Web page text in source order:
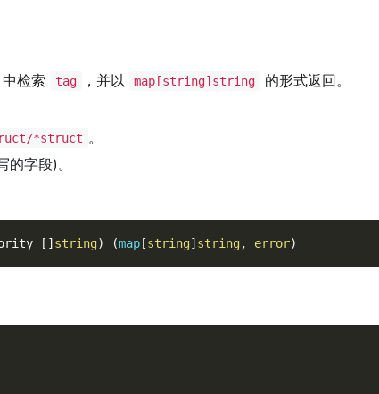
中检索 tag ，并以 map[string]string
的形式返回。
*struct 。
字段)。
[ ] string) (map [string] string, error)